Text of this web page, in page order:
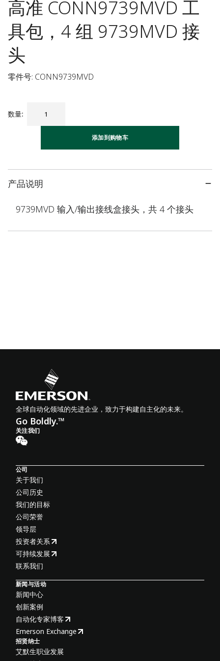
高准 CONN9739MVD 工
具包，4 组 9739MVD 接
头
零件号: CONN9739MVD
数量:
添加到购物车
产品说明
9739MVD 输入/输出接线盒接头，共 4 个接头
全球自动化领域的先进企业，致力于构建自主化的未来。
Go Boldly.™
关注我们
公司
关于我们
公司历史
我们的目标
公司荣誉
领导层
投资者关系
可持续发展
联系我们
新闻与活动
新闻中心
创新案例
自动化专家博客
Emerson Exchange
招贤纳士
艾默生职业发展